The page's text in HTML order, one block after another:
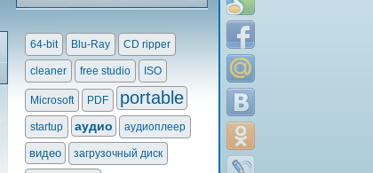
64-bit Blu-Ray CD ripper
cleaner free studio ISO
Microsoft PDF portable
startup аудио аудиоплеер
видео загрузочный диск